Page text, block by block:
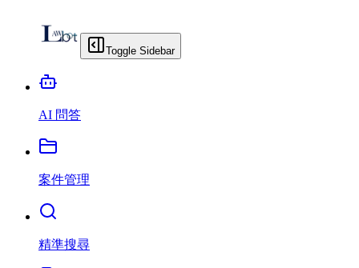
Toggle Sidebar
AI 問答
案件管理
精準搜尋